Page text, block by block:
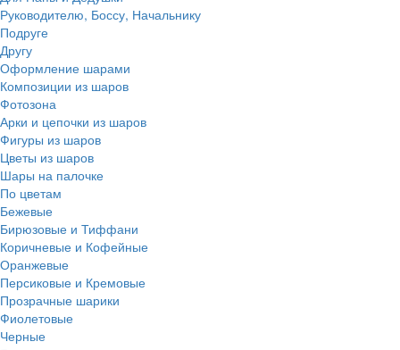
Руководителю, Боссу, Начальнику
Подруге
Другу
Оформление шарами
Композиции из шаров
Фотозона
Арки и цепочки из шаров
Фигуры из шаров
Цветы из шаров
Шары на палочке
По цветам
Бежевые
Бирюзовые и Тиффани
Коричневые и Кофейные
Оранжевые
Персиковые и Кремовые
Прозрачные шарики
Фиолетовые
Черные